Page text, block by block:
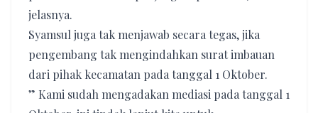
jelasnya.
Syamsul juga tak menjawab secara tegas, jika
pengembang tak mengindahkan surat imbauan
dari pihak kecamatan pada tanggal 1 Oktober.
” Kami sudah mengadakan mediasi pada tanggal 1